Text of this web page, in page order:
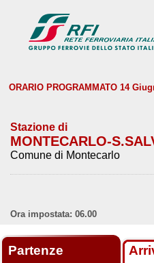
ORARIO PROGRAMMATO 14
Stazione di
MONTECARLO-
Comune di Montecarlo
Ora impostata: 06.00
Partenze